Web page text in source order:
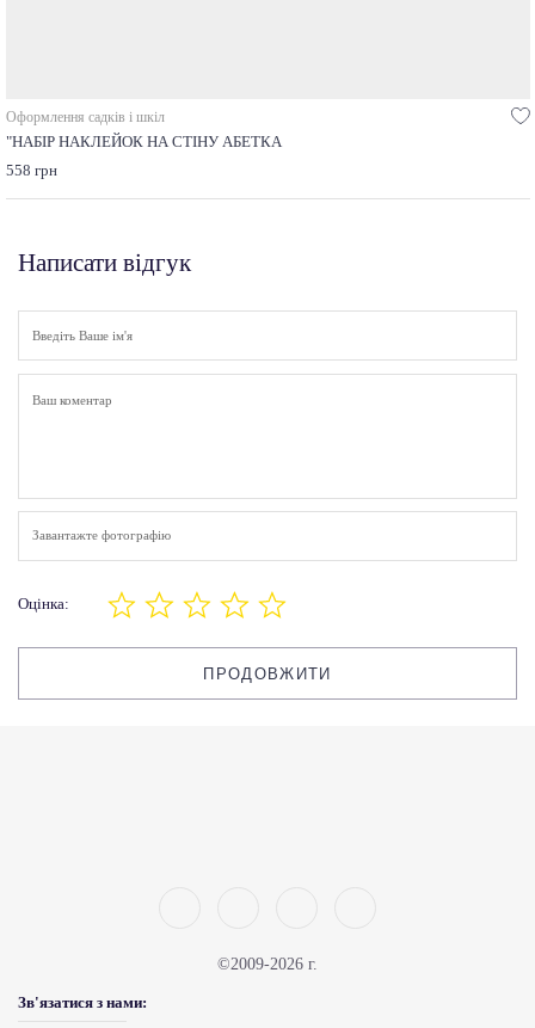
Оформлення садків і шкіл
"НАБІР НАКЛЕЙОК НА СТІНУ АБЕТКА
558 грн
Написати відгук
Завантажте фотографію
Оцінка:
ПРОДОВЖИТИ
©2009-2026 г.
Зв'язатися з нами: